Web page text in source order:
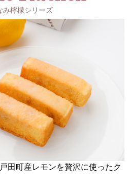
み檸檬シリーズ
田町産レモンを贅沢に使ったク